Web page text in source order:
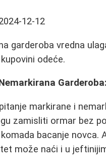
12-12
garderoba vredna
odeće.
markirane i
zamisliti ormar bez
bacanje novca.
može naći i u